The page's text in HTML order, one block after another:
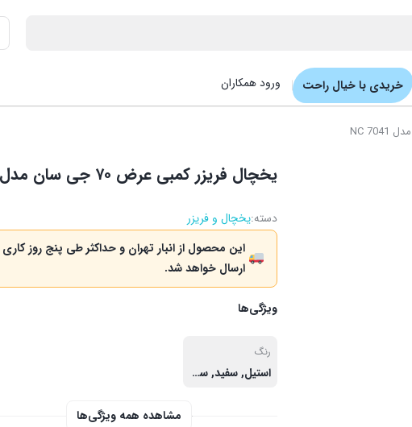
خریدی با خیال راحت ورود همکاران
یخچال فریزر کمبی عرض ۷۰ جی سان مدل NC 7041
دسته:یخچال و فریزر
این محصول از انبار تهران و حداکثر طی پنج روز کاری
ارسال خواهد شد.
ویژگی‌ها
رنگ
استیل, سفید, سفید چرمی
مشاهده همه ویژگی‌ها